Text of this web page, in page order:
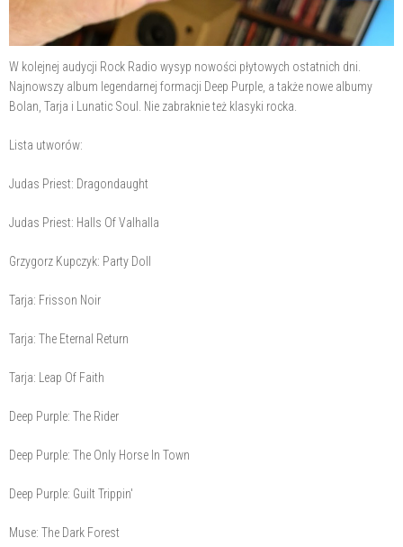
W kolejnej audycji Rock Radio wysyp nowości płytowych ostatnich dni.
Najnowszy album legendarnej formacji Deep Purple, a także nowe albumy
Bolan, Tarja i Lunatic Soul. Nie zabraknie też klasyki rocka.
Lista utworów:
Judas Priest: Dragondaught
Judas Priest: Halls Of Valhalla
Grzygorz Kupczyk: Party Doll
Tarja: Frisson Noir
Tarja: The Eternal Return
Tarja: Leap Of Faith
Deep Purple: The Rider
Deep Purple: The Only Horse In Town
Deep Purple: Guilt Trippin'
Muse: The Dark Forest